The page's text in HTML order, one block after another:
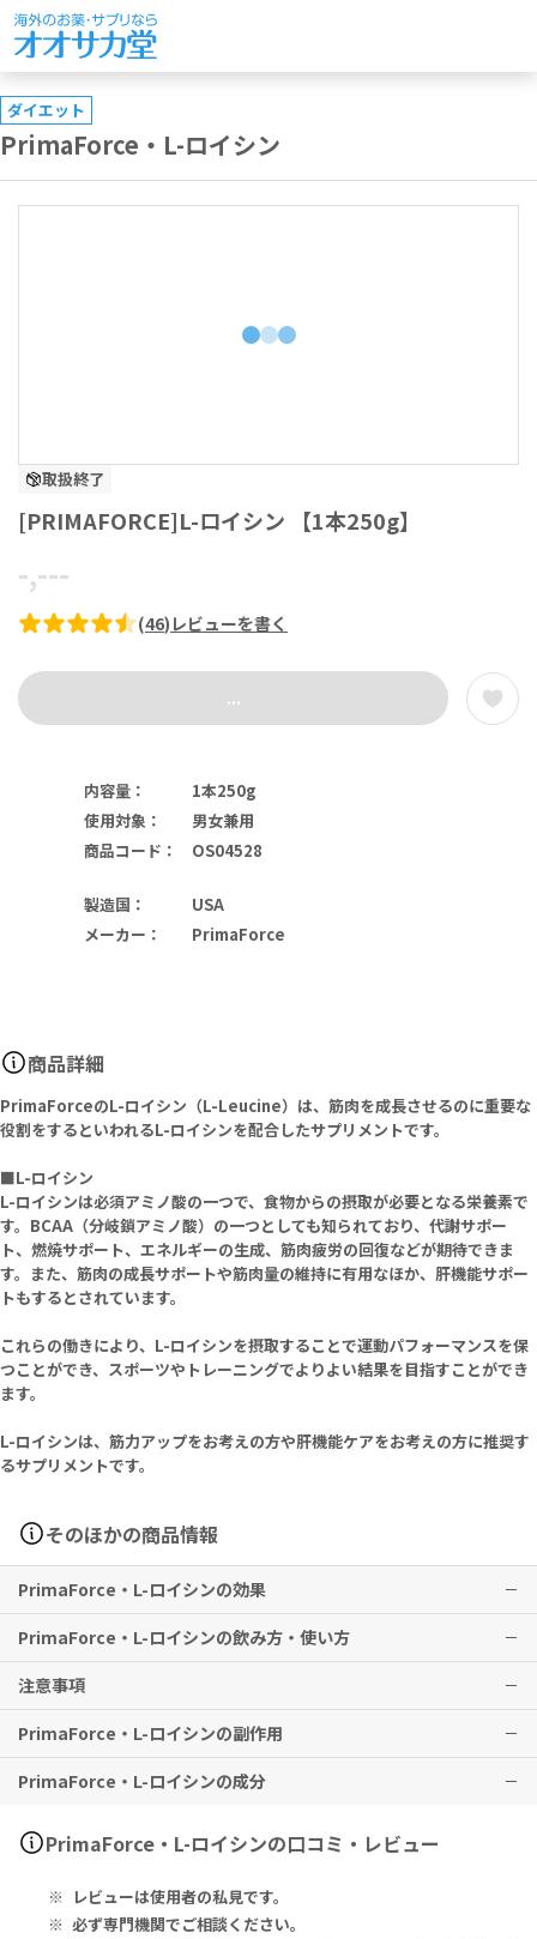
ダイエット
PrimaForce・L-ロイシン
取扱終了
[PRIMAFORCE]L-ロイシン 【1本250g】
-,---
(46) レビューを書く
...
内容量 ：
1本250g
使用対象 ：
男女兼用
商品コード ： OS04528
製造国 ：
USA
メーカー ： PrimaForce
商品詳細
PrimaForceのL-ロイシン（L-Leucine）は、筋肉を成長させるのに重要な
役割をするといわれるL-ロイシンを配合したサプリメントです。
■L-ロイシン
L-ロイシンは必須アミノ酸の一つで、食物からの摂取が必要となる栄養素で
す。BCAA（分岐鎖アミノ酸）の一つとしても知られており、代謝サポー
ト、燃焼サポート、エネルギーの生成、筋肉疲労の回復などが期待できま
す。また、筋肉の成長サポートや筋肉量の維持に有用なほか、肝機能サポー
トもするとされています。
これらの働きにより、L-ロイシンを摂取することで運動パフォーマンスを保
つことができ、スポーツやトレーニングでよりよい結果を目指すことができ
ます。
L-ロイシンは、筋力アップをお考えの方や肝機能ケアをお考えの方に推奨す
るサプリメントです。
そのほかの商品情報
PrimaForce・L-ロイシンの効果
筋力アップや筋肉強度を高めるサポートをします。
※有用性には個人差がありますことを予めご了承ください。
※メーカー推奨摂取期間として3ヶ月以上の継続摂取を推奨しており
ます。
PrimaForce・L-ロイシンの飲み方・使い方
1スクープ（5g）を目安に、運動前にお召し上がりください。
注意事項
18歳以下の方は、本品を摂取しないでください。
妊娠中・妊娠の可能性のある方・授乳中の方は、本品を摂取しないで
ください。
直射日光の当たらない涼しい場所に保管してください。
PrimaForce・L-ロイシンの副作用
特に副作用は報告されておりませんが、異常を感じた際はただちに使
PrimaForce・L-ロイシンの成分
Serving Size 1 Scoop (5g):
L-Leucine 5g
1スクープ（5g）あたり：
L-ロイシン 5g
PrimaForce・L-ロイシンの口コミ・レビュー
レビューは使用者の私見です。
必ず専門機関でご相談ください。